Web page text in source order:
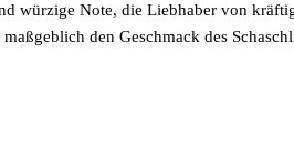
würzige Note, die Liebhaber von
den Geschmack des